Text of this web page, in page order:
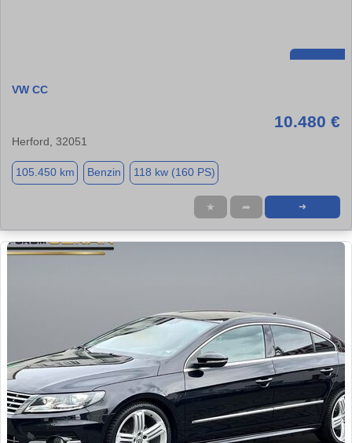
VW CC
10.480 €
Herford, 32051
105.450 km Benzin 118 kw (160 PS)
★ ➦ ➜